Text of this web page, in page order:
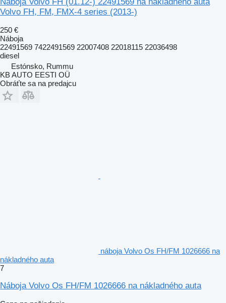
Volvo FH, FM, FMX-4 series (2013-)
250 €
Náboja
22491569 7422491569 22007408 22018115 22036498
diesel
Estónsko, Rummu
KB AUTO EESTI OÜ
Obráťte sa na predajcu
náboja Volvo Os FH/FM 1026666 na
nákladného auta
7
Náboja Volvo Os FH/FM 1026666 na nákladného auta